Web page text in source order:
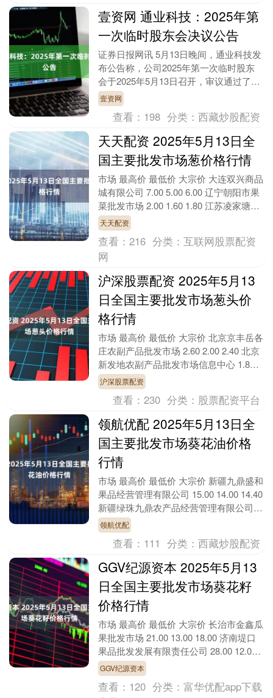
壹资网 通业科技：2025年第
一次临时股东会决议公告
证券日报网讯 5月13日晚间，通业科技发
布公告称，公司2025年第一次临时股东
会于2025年5月13日召开，审议通过了
《关于修订的议案》等多项议案。....
壹资网
查看： 198 分类：西藏炒股配资
天天配资 2025年5月13日全
国主要批发市场葱价格行情
市场 最高价 最低价 大宗价 大连双兴商品
城有限公司 7.00 5.00 6.00 辽宁朝阳市果
菜批发市场 2.00 1.60 1.80 江苏凌家塘市
场发展有限....
天天配资
查看：216 分类：互联网股票配资
网
沪深股票配资 2025年5月13
日全国主要批发市场葱头价
格行情
市场 最高价 最低价 大宗价 北京京丰岳各
庄农副产品批发市场 2.60 2.00 2.40 北京
新发地农副产品批发市场信息中心 1.80
1.20 1.50 北....
沪深股票配资
查看：230 分类： 股票配资平台
领航优配 2025年5月13日全
国主要批发市场葵花油价格
行情
市场 最高价 最低价 大宗价 新疆九鼎盛和
果品经营管理有限公司 15.00 14.00 14.40
新疆绿珠九鼎农产品经营管理有限公司 --
-- 7.30 全....
领航优配
查看： 111 分类：西藏炒股配资
GGV纪源资本 2025年5月13
日全国主要批发市场葵花籽
价格行情
市场 最高价 最低价 大宗价 长治市金鑫瓜
果批发市场 21.00 13.00 18.00 济南堤口
果品批发发展有限责任公司 28.00 12.00
16.00 ....
GGV纪源资本
查看： 120 分类：富华优配app下载